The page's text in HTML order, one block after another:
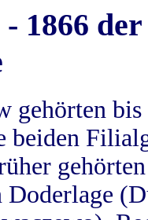
- 1866
gehörten
beiden